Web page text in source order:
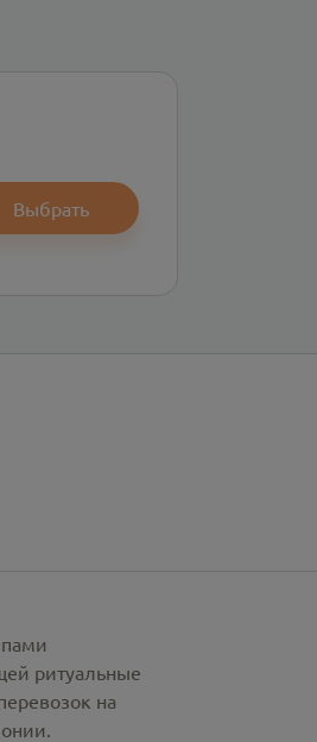
Выбрать
ритуальные
на